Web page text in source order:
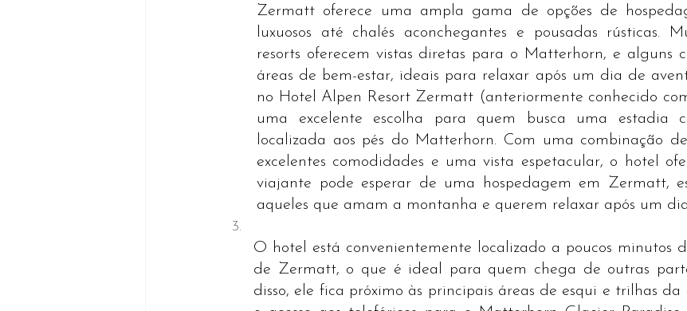
Zermatt oferece uma ampla gama de opções de
luxuosos até chalés aconchegantes e pousadas rústicas.
resorts oferecem vistas diretas para o Matterhorn, e alguns
áreas de bem-estar, ideais para relaxar após um dia de
no Hotel Alpen Resort Zermatt (anteriormente conhecido
uma excelente escolha para quem busca uma estadia
localizada aos pés do Matterhorn. Com uma combinação
excelentes comodidades e uma vista espetacular, o hotel
viajante pode esperar de uma hospedagem em Zermatt,
aqueles que amam a montanha e querem relaxar após um
​O hotel está convenientemente localizado a poucos minutos
de Zermatt, o que é ideal para quem chega de outras
disso, ele fica próximo às principais áreas de esqui e trilhas